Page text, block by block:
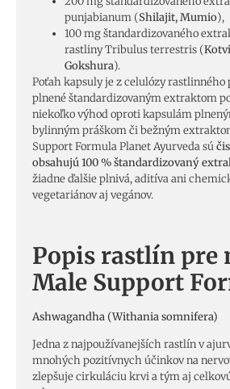
punjabianum (Shilajit, Mumio),
100 mg štandardizovaného
rastliny Tribulus terrestris (
Gokshura).
Poťah kapsuly je z celulózy rastlinného
plnené štandardizovaným extraktom
niekoľko výhod oproti kapsulám
bylinným práškom či bežným
Support Formula Planet Ayurveda sú
obsahujú 100 % štandardizovaný
žiadne ďalšie plnivá, aditíva ani
vegetariánov aj vegánov.
Popis rastlín pre
Male Support
Ashwagandha (Withania somnifera)
Jedna z najpoužívanejších rastlín v
mnohých pozitívnych účinkov na
zlepšuje cirkuláciu krvi a tým aj